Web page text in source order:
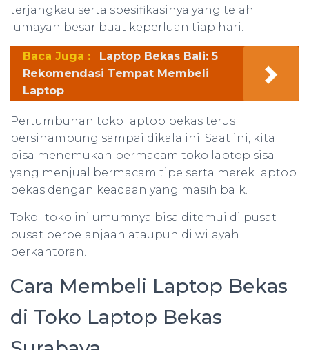
terjangkau serta spesifikasinya yang telah
lumayan besar buat keperluan tiap hari.
Baca Juga :
Laptop Bekas Bali: 5
Rekomendasi Tempat Membeli
Laptop
Pertumbuhan toko laptop bekas terus
bersinambung sampai dikala ini. Saat ini, kita
bisa menemukan bermacam toko laptop sisa
yang menjual bermacam tipe serta merek laptop
bekas dengan keadaan yang masih baik.
Toko- toko ini umumnya bisa ditemui di pusat-
pusat perbelanjaan ataupun di wilayah
perkantoran.
Cara Membeli Laptop Bekas
di Toko Laptop Bekas